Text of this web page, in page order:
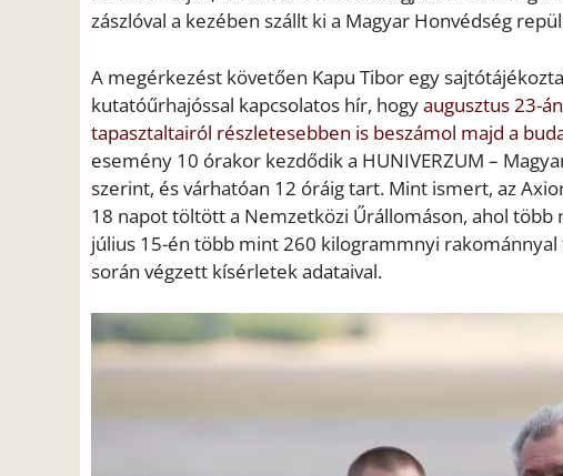
zászlóval a kezében szállt ki a Magyar Honvédség
A megérkezést követően Kapu Tibor egy
kutatóűrhajóssal kapcsolatos hír, hogyaugusztus 23-
tapasztaltairól részletesebben is beszámol majd a
esemény 10 órakor kezdődik a HUNIVERZUM –
szerint, és várhatóan 12 óráig tart. Mint ismert, az
18 napot töltött a Nemzetközi Űrállomáson, ahol
július 15-én több mint 260 kilogrammnyi
során végzett kísérletek adataival.